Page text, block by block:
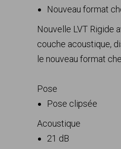
Nouveau format
Nouvelle LVT Rigide
couche acoustique,
le nouveau format
Pose
Pose clipsée
Acoustique
21 dB